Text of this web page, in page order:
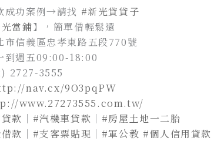
成功案例→請找 #新光貸貸子
當鋪】，簡單借輕鬆還
市信義區忠孝東路五段770號
到週五09:00-18:00
2727-3555
nav.cx/9O3pqPW
www.27273555.com.tw/
款 ｜ #汽機車貸款 ｜ #房屋土地一二胎
款 ｜ #支客票貼現 ｜ #軍公教 #個人信用貸款